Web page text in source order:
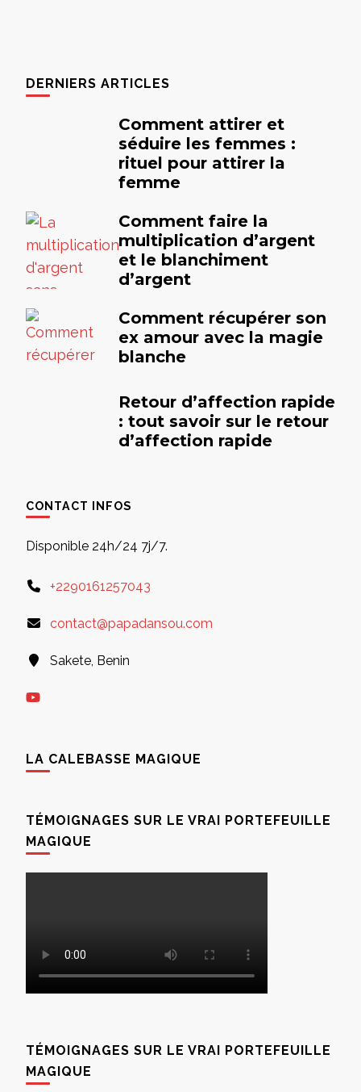
DERNIERS ARTICLES
Comment attirer et
séduire les femmes :
rituel pour attirer la
femme
Comment faire la
multiplication d’argent
et le blanchiment
d’argent
Comment récupérer son
ex amour avec la magie
blanche
Retour d’affection rapide
: tout savoir sur le retour
d’affection rapide
CONTACT INFOS
Disponible 24h/24 7j/7.
+2290161257043
contact@papadansou.com
Sakete, Benin
LA CALEBASSE MAGIQUE
TÉMOIGNAGES SUR LE VRAI PORTEFEUILLE
MAGIQUE
TÉMOIGNAGES SUR LE VRAI PORTEFEUILLE
MAGIQUE